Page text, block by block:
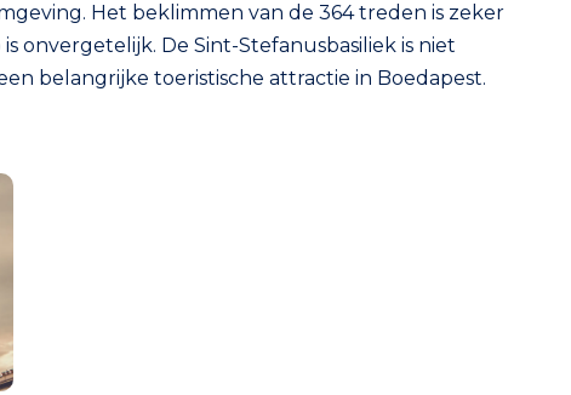
Het beklimmen van de 364 treden is zeker
onvergetelijk. De Sint-Stefanusbasiliek is niet
belangrijke toeristische attractie in Boedapest.